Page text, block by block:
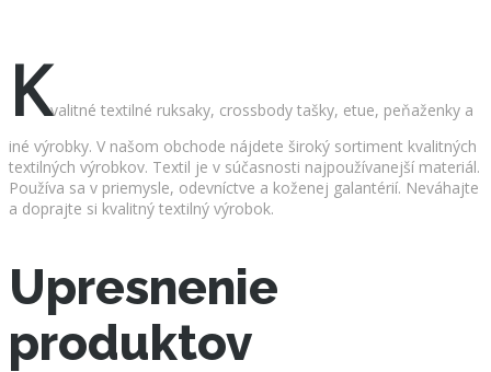
Kvalitné textilné ruksaky, crossbody tašky, etue, peňaženky a
iné výrobky. V našom obchode nájdete široký sortiment kvalitných
textilných výrobkov. Textil je v súčasnosti najpoužívanejší materiál.
Používa sa v priemysle, odevníctve a koženej galantérií. Neváhajte
a doprajte si kvalitný textilný výrobok.
Upresnenie
produktov